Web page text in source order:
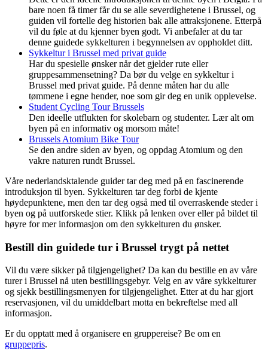
bare noen få timer får du se alle severdighetene i Brussel, og
guiden vil fortelle deg historien bak alle attraksjonene. Etterpå
vil du føle at du kjenner byen godt. Vi anbefaler at du tar
denne guidede sykkelturen i begynnelsen av oppholdet ditt.
Sykkeltur i Brussel med privat guide
Har du spesielle ønsker når det gjelder rute eller
gruppesammensetning? Da bør du velge en sykkeltur i
Brussel med privat guide. På denne måten har du alle
tømmene i egne hender, noe som gir deg en unik opplevelse.
Student Cycling Tour Brussels
Den ideelle utflukten for skolebarn og studenter. Lær alt om
byen på en informativ og morsom måte!
Brussels Atomium Bike Tour
Se den andre siden av byen, og oppdag Atomium og den
vakre naturen rundt Brussel.
Våre nederlandsktalende guider tar deg med på en fascinerende
introduksjon til byen. Sykkelturen tar deg forbi de kjente
høydepunktene, men den tar deg også med til overraskende steder i
byen og på uutforskede stier. Klikk på lenken over eller på bildet til
høyre for mer informasjon om den sykkelturen du ønsker.
Bestill din guidede tur i Brussel trygt på nettet
Vil du være sikker på tilgjengelighet? Da kan du bestille en av våre
turer i Brussel nå uten bestillingsgebyr. Velg en av våre sykkelturer
og sjekk bestillingsmenyen for tilgjengelighet. Etter at du har gjort
reservasjonen, vil du umiddelbart motta en bekreftelse med all
informasjon.
Er du opptatt med å organisere en gruppereise? Be om en
gruppepris.